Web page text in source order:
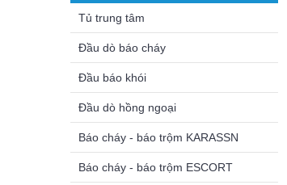
Tủ trung tâm
Đầu dò báo cháy
Đầu báo khói
Đầu dò hồng ngoại
Báo cháy - báo trộm KARASSN
Báo cháy - báo trộm ESCORT